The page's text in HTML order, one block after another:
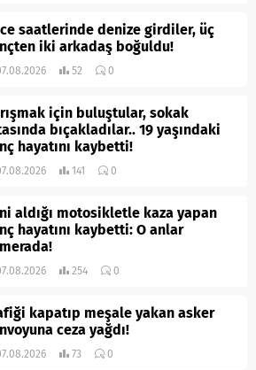
saatlerinde denize girdiler, üç
iki arkadaş boğuldu!
52 0
için buluştular, sokak
bıçakladılar.. 19 yaşındaki
hayatını kaybetti!
141 0
aldığı motosikletle kaza yapan
hayatını kaybetti: O anlar
254 0
kapatıp meşale yakan asker
ceza yağdı!
73 0